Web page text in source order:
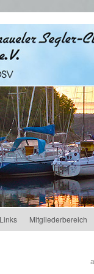
Links Mitgliederbereich